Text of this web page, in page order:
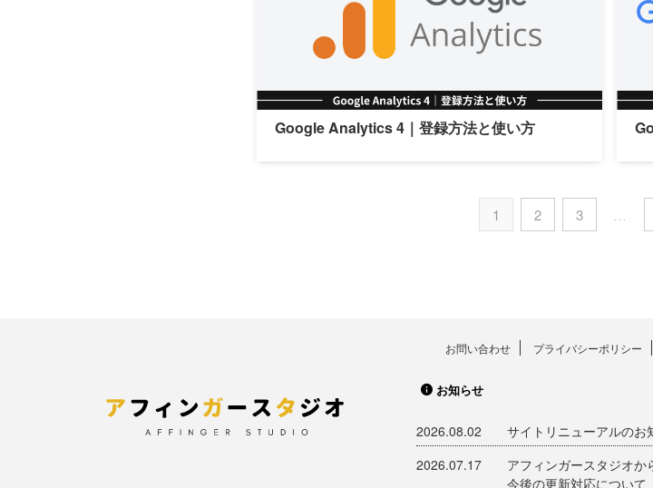
Google Analytics 4｜登録方法と使い方
1 2 3 …
お問い合わせ プライバシーポリシー
お知らせ
2026.08.02
サイトリニューアルのお
2026.07.17
アフィンガースタジオか
今後の更新対応について